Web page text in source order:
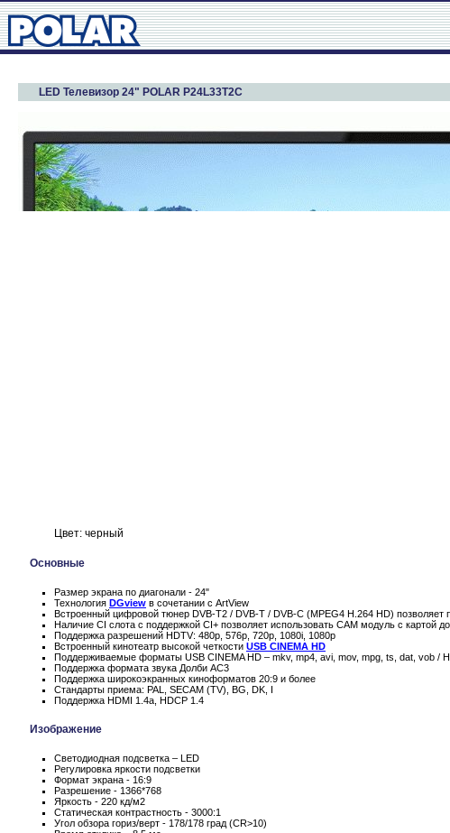
LED Телевизор 24" POLAR P24L33T2C
Цвет: черный
Основные
Размер экрана по диагонали - 24"
Технология DGview в сочетании с ArtView
Встроенный цифровой тюнер DVB-T2 / DVB-T / DVB-C (MPEG4 H.264 HD)
Наличие CI слота с поддержкой CI+ позволяет использовать CAM модуль с картой
Поддержка разрешений HDTV: 480p, 576p, 720p, 1080i, 1080p
Встроенный кинотеатр высокой четкости USB CINEMA HD
Поддерживаемые форматы USB CINEMA HD – mkv, mp4, avi, mov, mpg, ts, dat, vob /
Поддержка формата звука Долби AC3
Поддержка широкоэкранных киноформатов 20:9 и более
Стандарты приема: PAL, SECAM (TV), BG, DK, I
Поддержка HDMI 1.4a, HDCP 1.4
Изображение
Светодиодная подсветка – LED
Регулировка яркости подсветки
Формат экрана - 16:9
Разрешение - 1366*768
Яркость - 220 кд/м2
Статическая контрастность - 3000:1
Угол обзора гориз/верт - 178/178 град (CR>10)